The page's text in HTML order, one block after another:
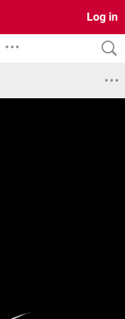
Log in